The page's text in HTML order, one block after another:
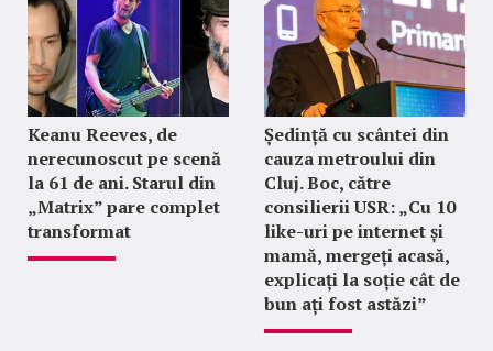
Keanu Reeves, de
nerecunoscut pe scenă
la 61 de ani. Starul din
„Matrix” pare complet
transformat
Ședință cu scântei din
cauza metroului din
Cluj. Boc, către
consilierii USR: „Cu 10
like-uri pe internet și
mamă, mergeți acasă,
explicați la soție cât de
bun ați fost astăzi”